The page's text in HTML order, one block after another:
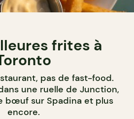
frites à
pas de fast-food.
une ruelle de Junction,
bœuf sur Spadina et plus
encore.